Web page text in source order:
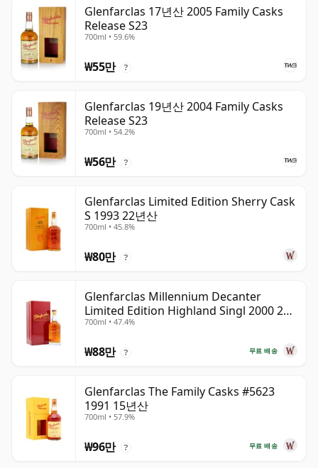
Glenfarclas 17년산 2005 Family Casks
Release S23
700ml • 59.6%
₩55만 ?
Glenfarclas 19년산 2004 Family Casks
Release S23
700ml • 54.2%
₩56만 ?
Glenfarclas Limited Edition Sherry Cask
S 1993 22년산
700ml • 45.8%
₩80만 ?
Glenfarclas Millennium Decanter
Limited Edition Highland Singl 2000 24
년산
700ml • 47.4%
무료 배송
₩88만 ?
Glenfarclas The Family Casks #5623
1991 15년산
700ml • 57.9%
무료 배송
₩96만 ?